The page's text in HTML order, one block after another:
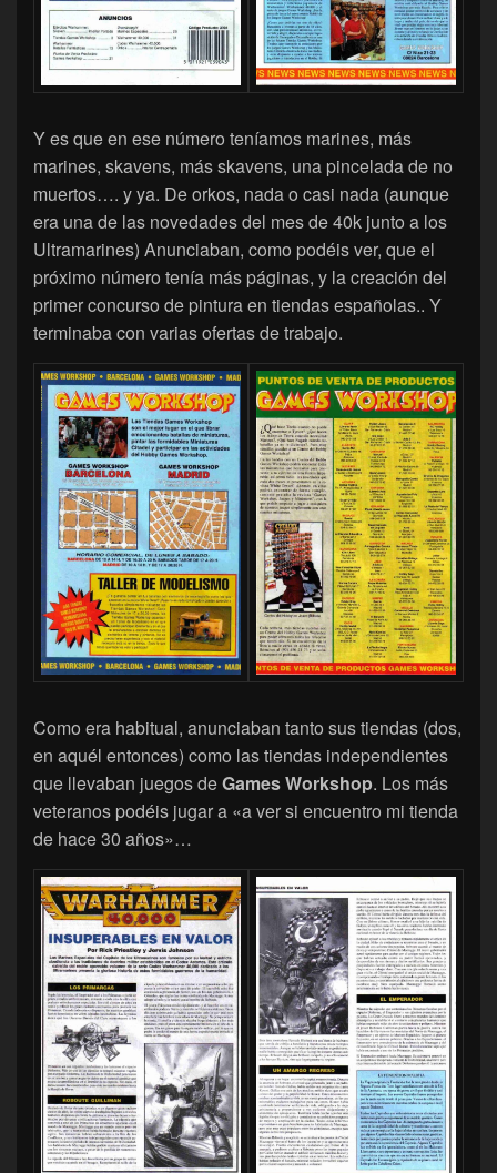
Y es que en ese número teníamos marines, más
marines, skavens, más skavens, una pincelada de no
muertos…. y ya. De orkos, nada o casi nada (aunque
era una de las novedades del mes de 40k junto a los
Ultramarines) Anunciaban, como podéis ver, que el
próximo número tenía más páginas, y la creación del
primer concurso de pintura en tiendas españolas.. Y
terminaba con varias ofertas de trabajo.
Como era habitual, anunciaban tanto sus tiendas (dos,
en aquél entonces) como las tiendas independientes
que llevaban juegos deGames Workshop. Los más
veteranos podéis jugar a «a ver si encuentro mi tienda
de hace 30 años»…